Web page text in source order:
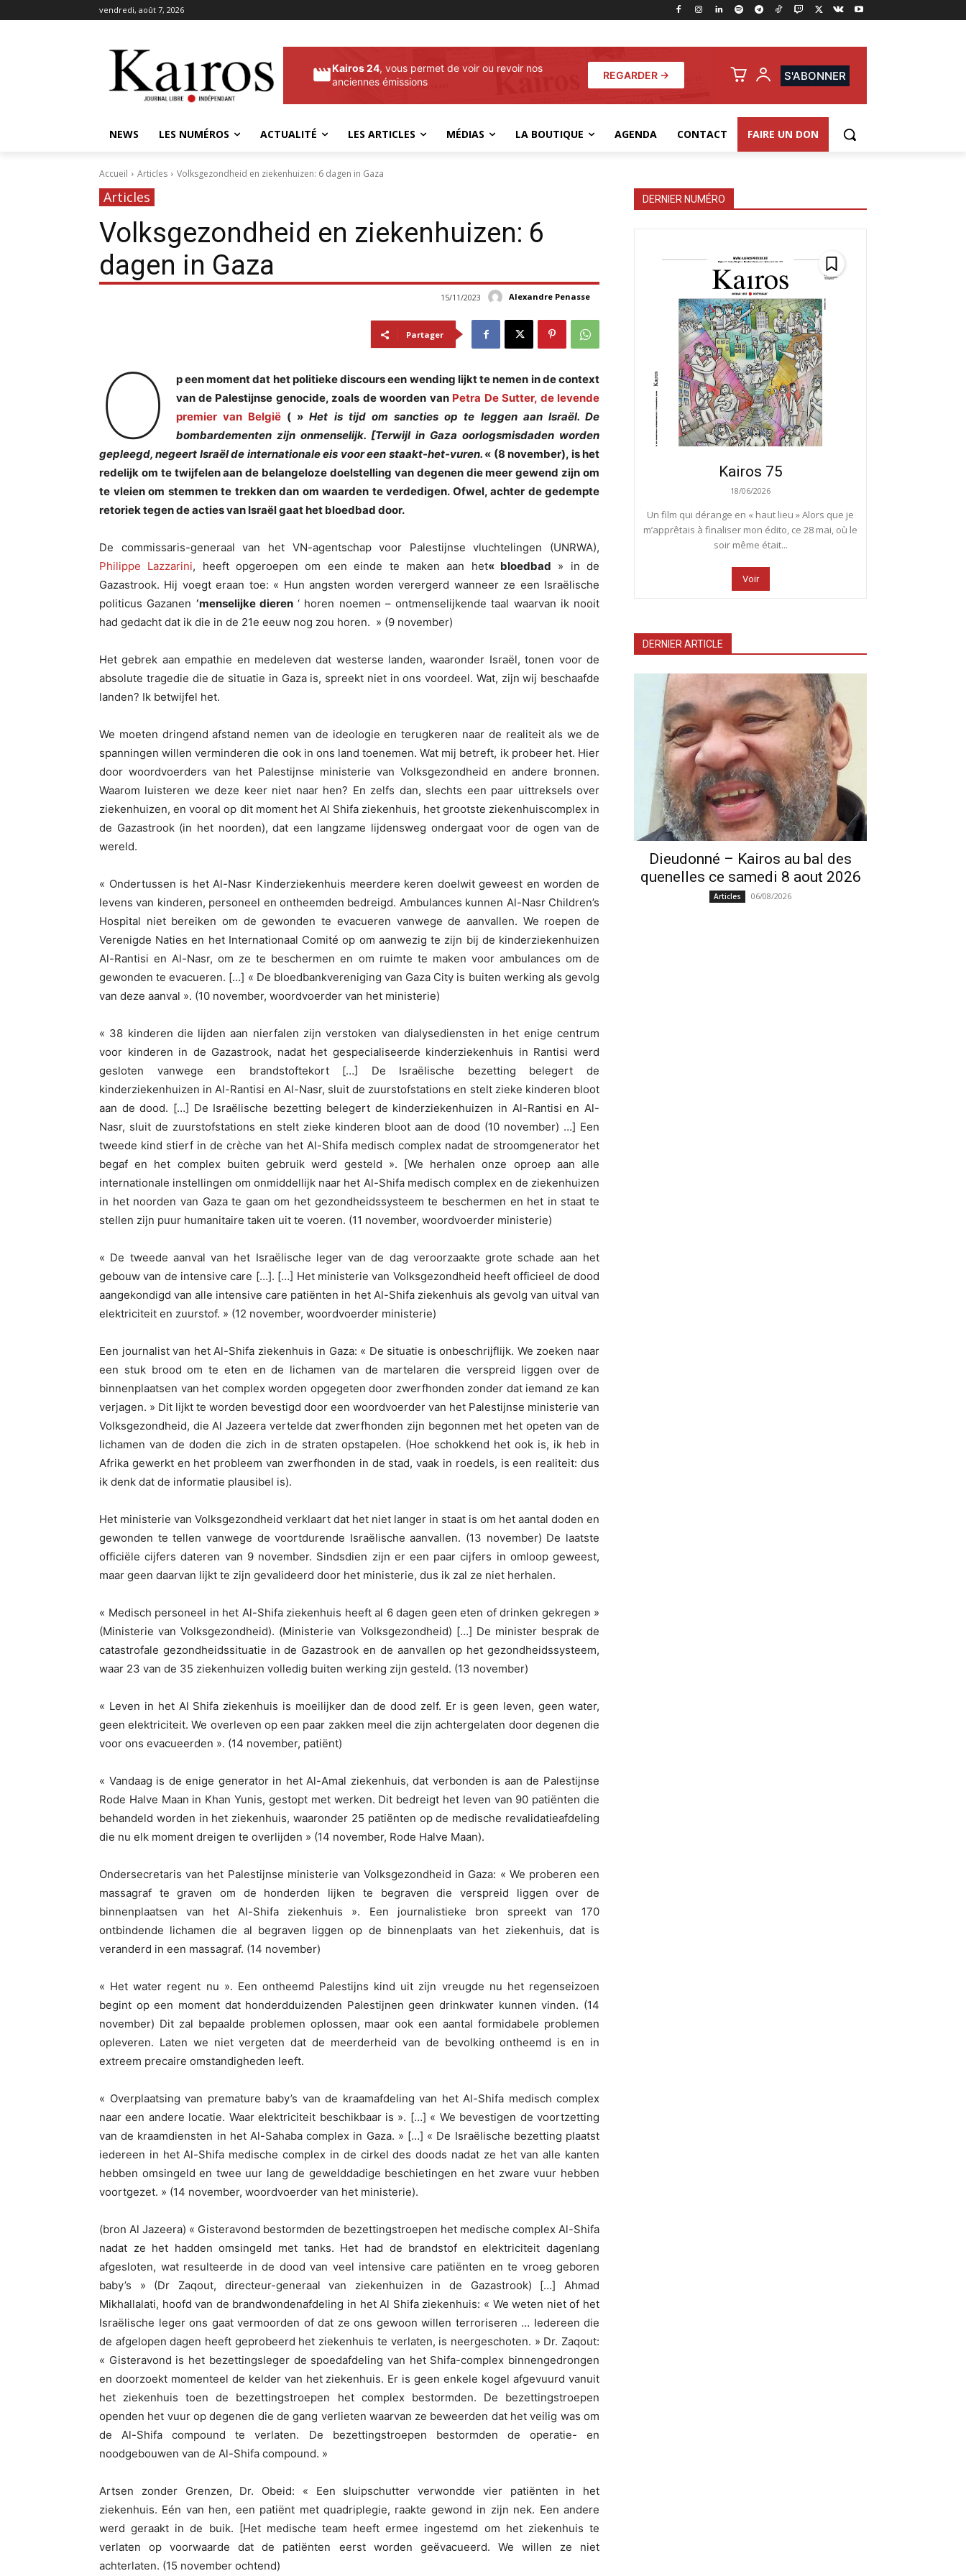
vendredi, août 7, 2026
Kairos 24, vous permet de voir ou revoir nos
anciennes émissions
REGARDER → S'ABONNER
NEWS LES NUMÉROS ACTUALITÉ LES ARTICLES MÉDIAS LA BOUTIQUE AGENDA CONTACT FAIRE UN DON
Accueil Articles Volksgezondheid en ziekenhuizen: 6 dagen in Gaza
Articles
Volksgezondheid en ziekenhuizen: 6
dagen in Gaza
Alexandre Penasse
15/11/2023
Partager
O
p een moment dat het politieke discours een wending lijkt te nemen in de context
van de Palestijnse genocide, zoals de woorden van Petra De Sutter, de levende
premier van België( »Het is tijd om sancties op te leggen aan Israël. De
bombardementen zijn onmenselijk. [Terwijl in Gaza oorlogsmisdaden worden
gepleegd, negeert Israël de internationale eis voor een staakt-het-vuren. « (8 november), is het
redelijk om te twijfelen aan de belangeloze doelstelling van degenen die meer gewend zijn om
te vleien om stemmen te trekken dan om waarden te verdedigen. Ofwel, achter de gedempte
retoriek tegen de acties van Israël gaat het bloedbad door.
De commissaris-generaal van het VN-agentschap voor Palestijnse vluchtelingen (UNRWA),
Philippe Lazzarini, heeft opgeroepen om een einde te maken aan het« bloedbad » in de
Gazastrook. Hij voegt eraan toe: « Hun angsten worden verergerd wanneer ze een Israëlische
politicus Gazanen ‘menselijke dieren‘ horen noemen – ontmenselijkende taal waarvan ik nooit
had gedacht dat ik die in de 21e eeuw nog zou horen. » (9 november)
Het gebrek aan empathie en medeleven dat westerse landen, waaronder Israël, tonen voor de
absolute tragedie die de situatie in Gaza is, spreekt niet in ons voordeel. Wat, zijn wij beschaafde
landen? Ik betwijfel het.
We moeten dringend afstand nemen van de ideologie en terugkeren naar de realiteit als we de
spanningen willen verminderen die ook in ons land toenemen. Wat mij betreft, ik probeer het. Hier
door woordvoerders van het Palestijnse ministerie van Volksgezondheid en andere bronnen.
Waarom luisteren we deze keer niet naar hen? En zelfs dan, slechts een paar uittreksels over
ziekenhuizen, en vooral op dit moment het Al Shifa ziekenhuis, het grootste ziekenhuiscomplex in
de Gazastrook (in het noorden), dat een langzame lijdensweg ondergaat voor de ogen van de
wereld.
« Ondertussen is het Al-Nasr Kinderziekenhuis meerdere keren doelwit geweest en worden de
levens van kinderen, personeel en ontheemden bedreigd. Ambulances kunnen Al-Nasr Children’s
Hospital niet bereiken om de gewonden te evacueren vanwege de aanvallen. We roepen de
Verenigde Naties en het Internationaal Comité op om aanwezig te zijn bij de kinderziekenhuizen
Al-Rantisi en Al-Nasr, om ze te beschermen en om ruimte te maken voor ambulances om de
gewonden te evacueren. […] « De bloedbankvereniging van Gaza City is buiten werking als gevolg
van deze aanval ». (10 november, woordvoerder van het ministerie)
« 38 kinderen die lijden aan nierfalen zijn verstoken van dialysediensten in het enige centrum
voor kinderen in de Gazastrook, nadat het gespecialiseerde kinderziekenhuis in Rantisi werd
gesloten vanwege een brandstoftekort […] De Israëlische bezetting belegert de
kinderziekenhuizen in Al-Rantisi en Al-Nasr, sluit de zuurstofstations en stelt zieke kinderen bloot
aan de dood. […] De Israëlische bezetting belegert de kinderziekenhuizen in Al-Rantisi en Al-
Nasr, sluit de zuurstofstations en stelt zieke kinderen bloot aan de dood (10 november) …] Een
tweede kind stierf in de crèche van het Al-Shifa medisch complex nadat de stroomgenerator het
begaf en het complex buiten gebruik werd gesteld ». [We herhalen onze oproep aan alle
internationale instellingen om onmiddellijk naar het Al-Shifa medisch complex en de ziekenhuizen
in het noorden van Gaza te gaan om het gezondheidssysteem te beschermen en het in staat te
stellen zijn puur humanitaire taken uit te voeren. (11 november, woordvoerder ministerie)
« De tweede aanval van het Israëlische leger van de dag veroorzaakte grote schade aan het
gebouw van de intensive care […]. […] Het ministerie van Volksgezondheid heeft officieel de dood
aangekondigd van alle intensive care patiënten in het Al-Shifa ziekenhuis als gevolg van uitval van
elektriciteit en zuurstof. » (12 november, woordvoerder ministerie)
Een journalist van het Al-Shifa ziekenhuis in Gaza: « De situatie is onbeschrijflijk. We zoeken naar
een stuk brood om te eten en de lichamen van de martelaren die verspreid liggen over de
binnenplaatsen van het complex worden opgegeten door zwerfhonden zonder dat iemand ze kan
verjagen. » Dit lijkt te worden bevestigd door een woordvoerder van het Palestijnse ministerie van
Volksgezondheid, die Al Jazeera vertelde dat zwerfhonden zijn begonnen met het opeten van de
lichamen van de doden die zich in de straten opstapelen. (Hoe schokkend het ook is, ik heb in
Afrika gewerkt en het probleem van zwerfhonden in de stad, vaak in roedels, is een realiteit: dus
ik denk dat de informatie plausibel is).
Het ministerie van Volksgezondheid verklaart dat het niet langer in staat is om het aantal doden en
gewonden te tellen vanwege de voortdurende Israëlische aanvallen. (13 november) De laatste
officiële cijfers dateren van 9 november. Sindsdien zijn er een paar cijfers in omloop geweest,
maar geen daarvan lijkt te zijn gevalideerd door het ministerie, dus ik zal ze niet herhalen.
« Medisch personeel in het Al-Shifa ziekenhuis heeft al 6 dagen geen eten of drinken gekregen »
(Ministerie van Volksgezondheid). (Ministerie van Volksgezondheid) […] De minister besprak de
catastrofale gezondheidssituatie in de Gazastrook en de aanvallen op het gezondheidssysteem,
waar 23 van de 35 ziekenhuizen volledig buiten werking zijn gesteld. (13 november)
« Leven in het Al Shifa ziekenhuis is moeilijker dan de dood zelf. Er is geen leven, geen water,
geen elektriciteit. We overleven op een paar zakken meel die zijn achtergelaten door degenen die
voor ons evacueerden ». (14 november, patiënt)
« Vandaag is de enige generator in het Al-Amal ziekenhuis, dat verbonden is aan de Palestijnse
Rode Halve Maan in Khan Yunis, gestopt met werken. Dit bedreigt het leven van 90 patiënten die
behandeld worden in het ziekenhuis, waaronder 25 patiënten op de medische revalidatieafdeling
die nu elk moment dreigen te overlijden » (14 november, Rode Halve Maan).
Ondersecretaris van het Palestijnse ministerie van Volksgezondheid in Gaza: « We proberen een
massagraf te graven om de honderden lijken te begraven die verspreid liggen over de
binnenplaatsen van het Al-Shifa ziekenhuis ». Een journalistieke bron spreekt van 170
ontbindende lichamen die al begraven liggen op de binnenplaats van het ziekenhuis, dat is
veranderd in een massagraf. (14 november)
« Het water regent nu ». Een ontheemd Palestijns kind uit zijn vreugde nu het regenseizoen
begint op een moment dat honderdduizenden Palestijnen geen drinkwater kunnen vinden. (14
november) Dit zal bepaalde problemen oplossen, maar ook een aantal formidabele problemen
opleveren. Laten we niet vergeten dat de meerderheid van de bevolking ontheemd is en in
extreem precaire omstandigheden leeft.
« Overplaatsing van premature baby’s van de kraamafdeling van het Al-Shifa medisch complex
naar een andere locatie. Waar elektriciteit beschikbaar is ». […] « We bevestigen de voortzetting
van de kraamdiensten in het Al-Sahaba complex in Gaza. » […] « De Israëlische bezetting plaatst
iedereen in het Al-Shifa medische complex in de cirkel des doods nadat ze het van alle kanten
hebben omsingeld en twee uur lang de gewelddadige beschietingen en het zware vuur hebben
voortgezet. » (14 november, woordvoerder van het ministerie).
(bron Al Jazeera) « Gisteravond bestormden de bezettingstroepen het medische complex Al-Shifa
nadat ze het hadden omsingeld met tanks. Het had de brandstof en elektriciteit dagenlang
afgesloten, wat resulteerde in de dood van veel intensive care patiënten en te vroeg geboren
baby’s » (Dr Zaqout, directeur-generaal van ziekenhuizen in de Gazastrook) […] Ahmad
Mikhallalati, hoofd van de brandwondenafdeling in het Al Shifa ziekenhuis: « We weten niet of het
Israëlische leger ons gaat vermoorden of dat ze ons gewoon willen terroriseren … Iedereen die
de afgelopen dagen heeft geprobeerd het ziekenhuis te verlaten, is neergeschoten. » Dr. Zaqout:
« Gisteravond is het bezettingsleger de spoedafdeling van het Shifa-complex binnengedrongen
en doorzoekt momenteel de kelder van het ziekenhuis. Er is geen enkele kogel afgevuurd vanuit
het ziekenhuis toen de bezettingstroepen het complex bestormden. De bezettingstroepen
openden het vuur op degenen die de gang verlieten waarvan ze beweerden dat het veilig was om
de Al-Shifa compound te verlaten. De bezettingstroepen bestormden de operatie- en
noodgebouwen van de Al-Shifa compound. »
Artsen zonder Grenzen, Dr. Obeid: « Een sluipschutter verwondde vier patiënten in het
ziekenhuis. Eén van hen, een patiënt met quadriplegie, raakte gewond in zijn nek. Een andere
werd geraakt in de buik. [Het medische team heeft ermee ingestemd om het ziekenhuis te
verlaten op voorwaarde dat de patiënten eerst worden geëvacueerd. We willen ze niet
achterlaten. (15 november ochtend)
DERNIER NUMÉRO
Kairos 75
18/06/2026
Un film qui dérange en « haut lieu » Alors que je
m’apprêtais à finaliser mon édito, ce 28 mai, où le
soir même était...
Voir
DERNIER ARTICLE
Dieudonné – Kairos au bal des
quenelles ce samedi 8 aout 2026
Articles 06/08/2026